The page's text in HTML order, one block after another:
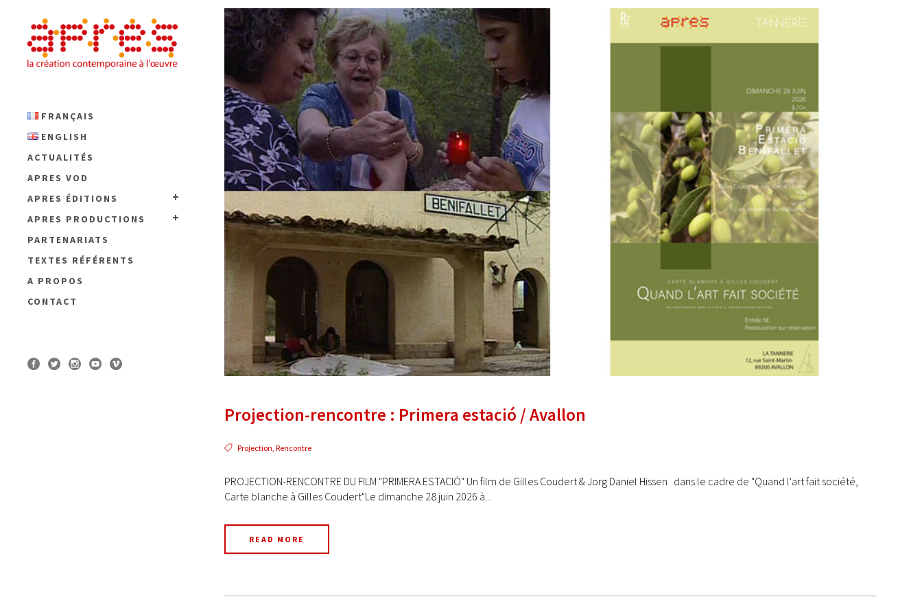
FRANÇAIS
ENGLISH
ACTUALITÉS
APRES VOD
APRES ÉDITIONS
APRES PRODUCTIONS
PARTENARIATS
TEXTES RÉFÉRENTS
A PROPOS
CONTACT
Projection-rencontre : Primera estació / Avallon
Projection Rencontre
PROJECTION-RENCONTRE DU FILM "PRIMERA ESTACIÓ" Un film de Gilles Coudert & Jorg Daniel Hissen dans le cadre de "Quand l'art fait société,
Carte blanche à Gilles Coudert"Le dimanche 28 juin 2026 à...
READ MORE